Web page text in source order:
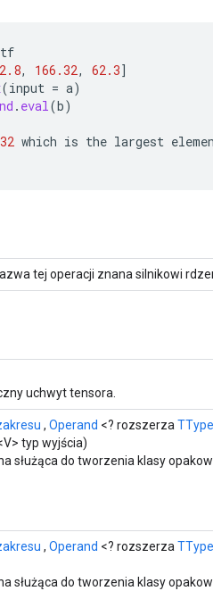
tf
2.8, 166.32, 62.3]
(input = a)
. eval(b)
which is the largest
tej operacji znana silnikowi
uchwyt tensora.
, Operand <? rozszerza TType
typ wyjścia)
służąca do tworzenia klasy
, Operand <? rozszerza TType
służąca do tworzenia klasy